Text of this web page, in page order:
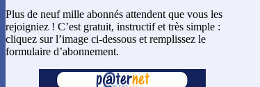
Plus de neuf mille abonnés attendent que vous les
rejoigniez ! C’est gratuit, instructif et très simple :
cliquez sur l’image ci-dessous et remplissez le
formulaire d’abonnement.